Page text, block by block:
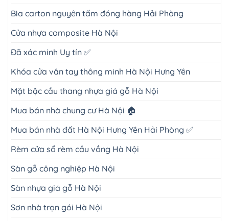
Bìa carton nguyên tấm đóng hàng Hải Phòng
Cửa nhựa composite Hà Nội
Đã xác minh Uy tín ✅
Khóa cửa vân tay thông minh Hà Nội Hưng Yên
Mặt bậc cầu thang nhựa giả gỗ Hà Nội
Mua bán nhà chung cư Hà Nội 🏠
Mua bán nhà đất Hà Nội Hưng Yên Hải Phòng ✅
Rèm cửa sổ rèm cầu vồng Hà Nội
Sàn gỗ công nghiệp Hà Nội
Sàn nhựa giả gỗ Hà Nội
Sơn nhà trọn gói Hà Nội